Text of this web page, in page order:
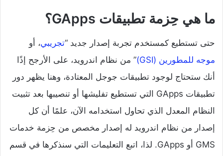
ما هي حِزمة تطبيقات GApps؟
حتى تستطيع كمستخدم تجربة إصدار جديد “تجريبي، أو
موجه للمطورين (GSI)
” من نظام اندرويد، على الأرجح إذًا
أنك ستحتاج لوجود تطبيقات جوجل المعتادة، وهنا يظهر دور
تطبيقات GApps التي تستطيع تفليشها أو تنصيبها بعد تثبيت
النظام المعدل الذي تحاول استخدامه الآن، علمًا أن كل
إصدار من نظام اندرويد له إصدار مخصص من حِزمة خدمات
GMS أو GApps. لذا، اتبع التعليمات التي سنذكرها في قسم